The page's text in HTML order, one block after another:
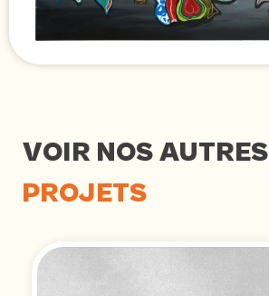
VOIR NOS AUTRES
PROJETS